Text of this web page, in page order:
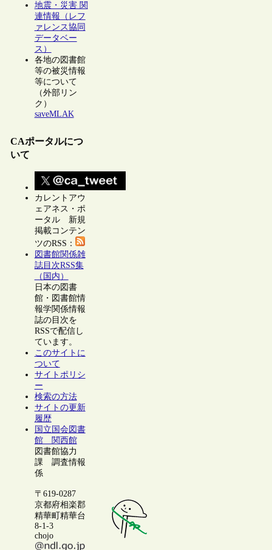
地震・災害 関
連情報（レフ
ァレンス協同
データベー
ス）
各地の図書館
等の被災情報
等について
（外部リン
ク）
saveMLAK
CAポータルにつ
いて
カレントアウ
ェアネス・ポ
ータル 新規
掲載コンテン
ツのRSS：
図書館関係雑
誌目次RSS集
（国内）
日本の図書
館・図書館情
報学関係情報
誌の目次を
RSSで配信し
ています。
このサイトに
ついて
サイトポリシ
ー
検索の方法
サイトの更新
履歴
国立国会図書
館 関西館
図書館協力
課 調査情報
係
〒619-0287
京都府相楽郡
精華町精華台
8-1-3
chojo